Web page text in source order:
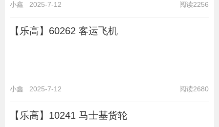
小鑫 2025-7-12 阅读2256
【乐高】60262 客运飞机
小鑫 2025-7-12 阅读2680
【乐高】10241 马士基货轮